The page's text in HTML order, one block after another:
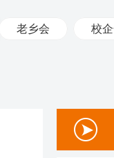
老乡会 校